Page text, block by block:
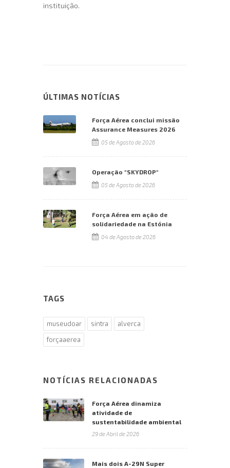
instituição.
ÚLTIMAS NOTÍCIAS
Força Aérea conclui missão
Assurance Measures 2026
05 de Agosto de 2026
Operação "SKYDROP"
05 de Agosto de 2026
Força Aérea em ação de
solidariedade na Estónia
04 de Agosto de 2026
TAGS
museudoar sintra
alverca
forçaaerea
NOTÍCIAS RELACIONADAS
Força Aérea dinamiza
atividade de
sustentabilidade ambiental
29 de Abril de 2026
Mais dois A-29N Super